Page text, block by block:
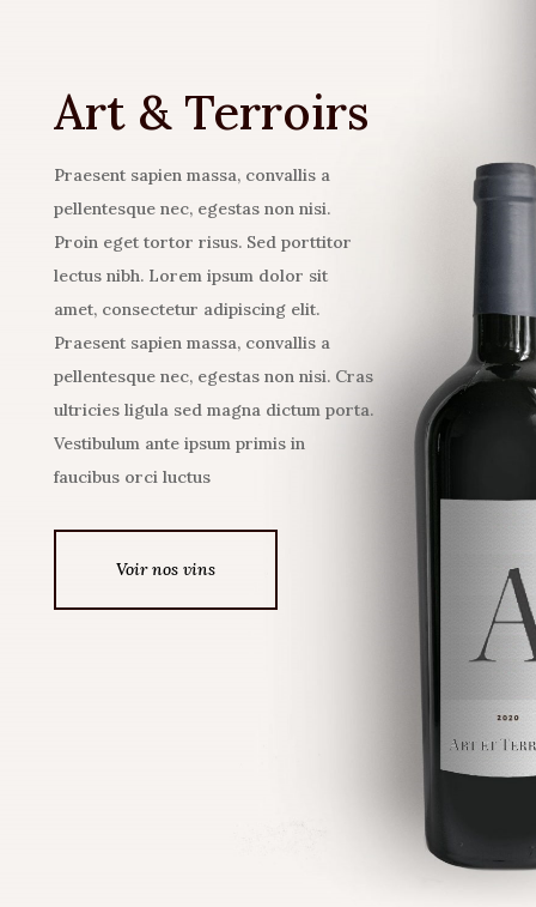
Art & Terroirs
Praesent sapien massa, convallis a
pellentesque nec, egestas non nisi.
Proin eget tortor risus. Sed porttitor
lectus nibh. Lorem ipsum dolor sit
amet, consectetur adipiscing elit.
Praesent sapien massa, convallis a
pellentesque nec, egestas non nisi. Cras
ultricies ligula sed magna dictum porta.
Vestibulum ante ipsum primis in
faucibus orci luctus
Voir nos vins